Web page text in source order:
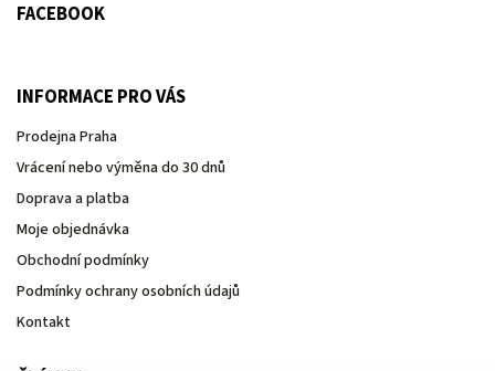
FACEBOOK
INFORMACE PRO VÁS
Prodejna Praha
Vrácení nebo výměna do 30 dnů
Doprava a platba
Moje objednávka
Obchodní podmínky
Podmínky ochrany osobních údajů
Kontakt